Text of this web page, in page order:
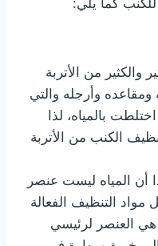
والكثير من الأتربة
وأرجله والتي
بالمياه، لذا
الكنب من الأتربة
أن المياه ليست عنصر
التنظيف الفعالة
العنصر لرئيسي